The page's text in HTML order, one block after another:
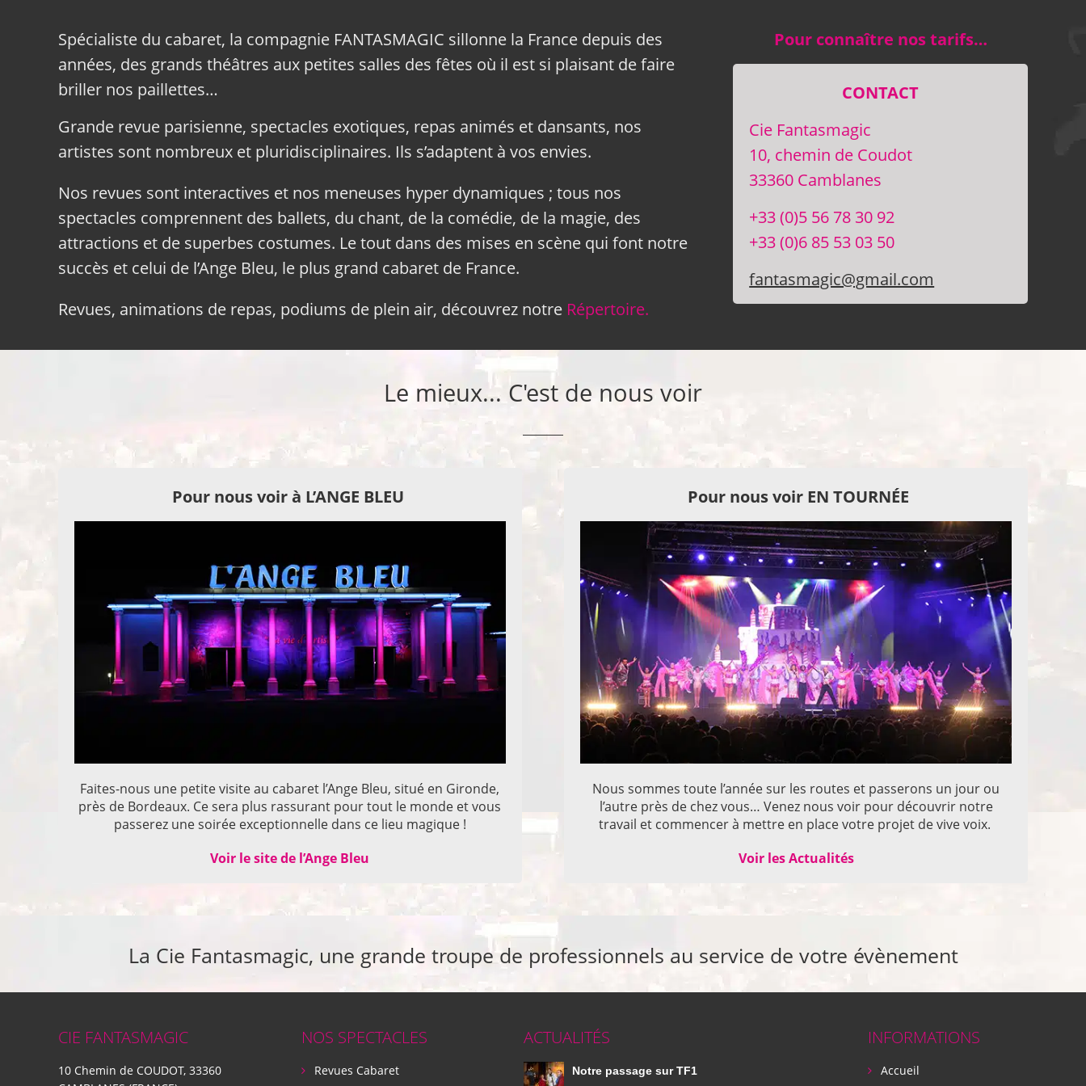
Spécialiste du cabaret, la compagnie FANTASMAGIC sillonne la France depuis des
années, des grands théâtres aux petites salles des fêtes où il est si plaisant de faire
briller nos paillettes…
Grande revue parisienne, spectacles exotiques, repas animés et dansants, nos
artistes sont nombreux et pluridisciplinaires. Ils s’adaptent à vos envies.
Nos revues sont interactives et nos meneuses hyper dynamiques ; tous nos
spectacles comprennent des ballets, du chant, de la comédie, de la magie, des
attractions et de superbes costumes. Le tout dans des mises en scène qui font notre
succès et celui de l’Ange Bleu, le plus grand cabaret de France.
Revues, animations de repas, podiums de plein air, découvrez notre Répertoire.
Pour connaître nos tarifs…
CONTACT
Cie Fantasmagic
10, chemin de Coudot
33360 Camblanes
+33 (0)5 56 78 30 92
+33 (0)6 85 53 03 50
fantasmagic@gmail.com
Le mieux... C'est de nous voir
Pour nous voir à L’ANGE BLEU
Faites-nous une petite visite au cabaret l’Ange Bleu, situé en Gironde,
près de Bordeaux. Ce sera plus rassurant pour tout le monde et vous
passerez une soirée exceptionnelle dans ce lieu magique !
Voir le site de l’Ange Bleu
Pour nous voir EN TOURNÉE
Nous sommes toute l’année sur les routes et passerons un jour ou
l’autre près de chez vous… Venez nous voir pour découvrir notre
travail et commencer à mettre en place votre projet de vive voix.
Voir les Actualités
La Cie Fantasmagic, une grande troupe de professionnels au service de votre évènement
CIE FANTASMAGIC
10 Chemin de COUDOT, 33360
NOS SPECTACLES
Revues Cabaret
ACTUALITÉS
Notre passage sur TF1
INFORMATIONS
Accueil